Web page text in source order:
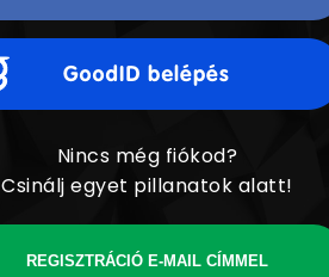
Nincs még fiókod?
Csinálj egyet pillanatok alatt!
REGISZTRÁCIÓ E-MAIL CÍMMEL